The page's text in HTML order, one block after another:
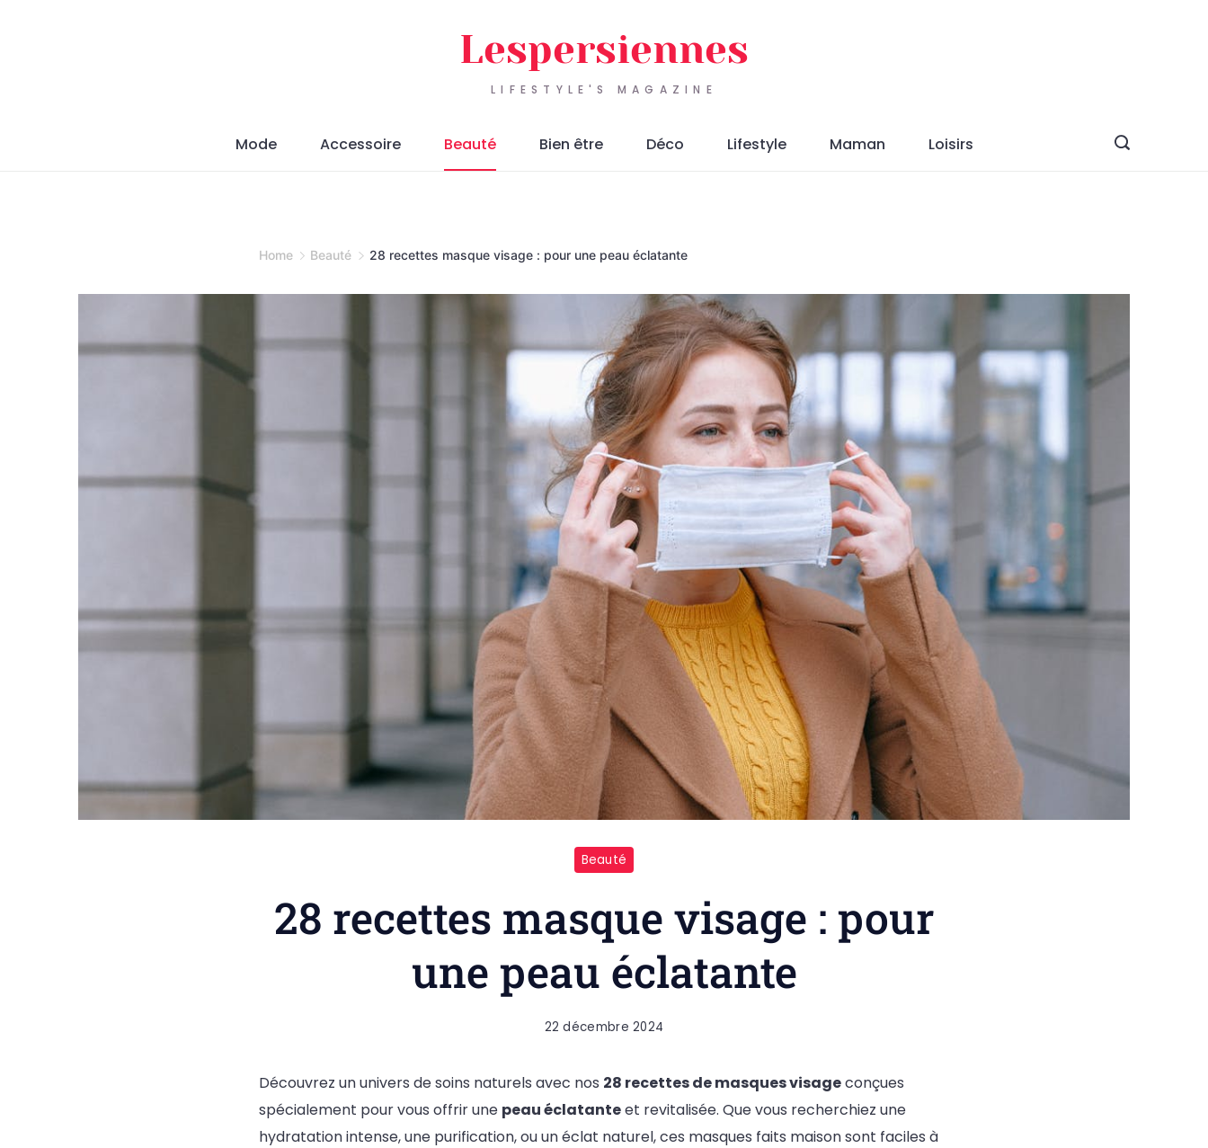
LIFESTYLE'S MAGAZINE
Lespersiennes
Mode Accessoire Beauté Bien être Déco Lifestyle Maman Loisirs
Home Beauté 28 recettes masque visage : pour une peau éclatante
Beauté
28 recettes masque visage : pour
une peau éclatante
22 décembre 2024
Découvrez un univers de soins naturels avec nos 28 recettes de masques visageconçues
spécialement pour vous offrir une peau éclatanteet revitalisée. Que vous recherchiez une
hydratation intense, une purification, ou un éclat naturel, ces masques faits maison sont faciles à